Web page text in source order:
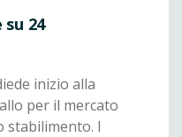
24
inizio alla
per il mercato
stabilimento. I